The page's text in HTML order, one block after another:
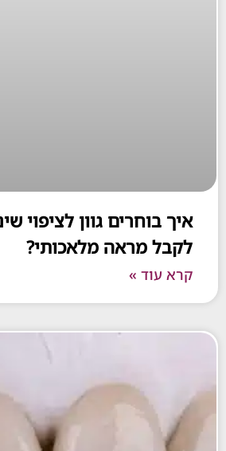
בוחרים גוון לציפוי שיניים בלי
מראה מלאכותי?
עוד »